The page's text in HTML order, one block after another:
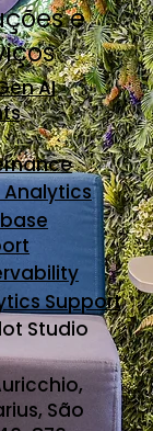
e
AI
Analytics
Support
Studio
São